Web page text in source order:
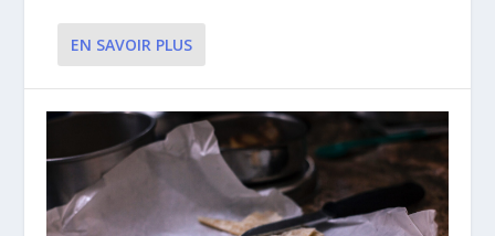
EN SAVOIR PLUS